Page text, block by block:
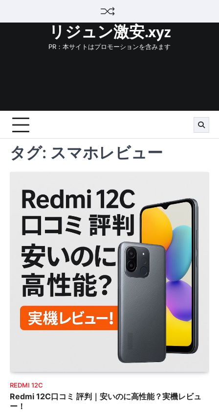
リジュン激安.xyz
PR：本サイトはプロモーションを含みます
タグ: スマホレビュー
REDMI 12C
Redmi 12C口コミ 評判｜安いのに高性能？実機レビュ
ー！